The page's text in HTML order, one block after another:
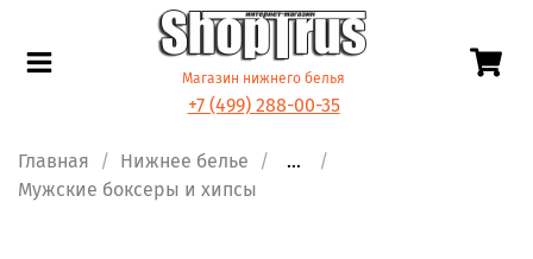
Магазин нижнего белья
+7 (499) 288-00-35
Главная Нижнее белье
...
Мужские боксеры и хипсы